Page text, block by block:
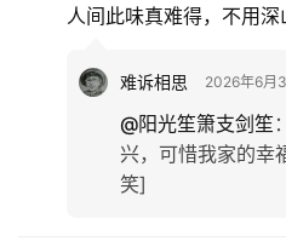
人间此味真难得，不用深
难诉相思 2026年6月
@阳光笙箫支剑笙 ：
兴，可惜我家的幸
笑]